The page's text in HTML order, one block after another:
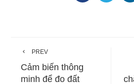
PREV
Cảm biến thông
minh để đo đất